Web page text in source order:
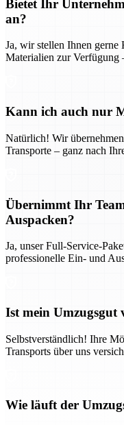
Bietet Ihr
an?
Ja, wir stellen Ihnen
Materialien zur Verfügung
Kann ich auch nur
Natürlich! Wir
Transporte – ganz nach
Übernimmt Ihr
Auspacken?
Ja, unser Full-Service-
professionelle Ein- und
Ist mein Umzugsgut
Selbstverständlich! Ihre
Transports über uns
Wie läuft der